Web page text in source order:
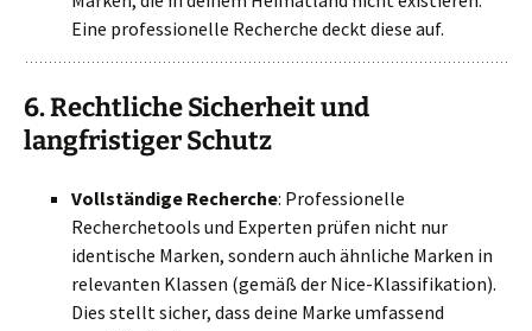
Eine professionelle Recherche deckt diese auf.
6.Rechtliche Sicherheit und
langfristiger Schutz
Vollständige Recherche: Professionelle
Recherchetools und Experten prüfen nicht nur
identische Marken, sondern auch ähnliche Marken in
relevanten Klassen (gemäß der Nice-Klassifikation).
Dies stellt sicher, dass deine Marke umfassend